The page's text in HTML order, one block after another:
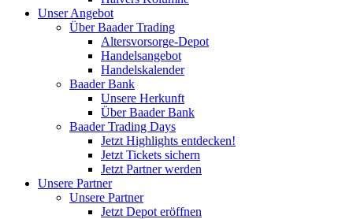
Unser Angebot
Über Baader Trading
Altersvorsorge-Depot
Handelsangebot
Handelskalender
Baader Bank
Unsere Herkunft
Über Baader Bank
Baader Trading Days
Jetzt Highlights entdecken!
Jetzt Tickets sichern
Jetzt Partner werden
Unsere Partner
Unsere Partner
Jetzt Depot eröffnen